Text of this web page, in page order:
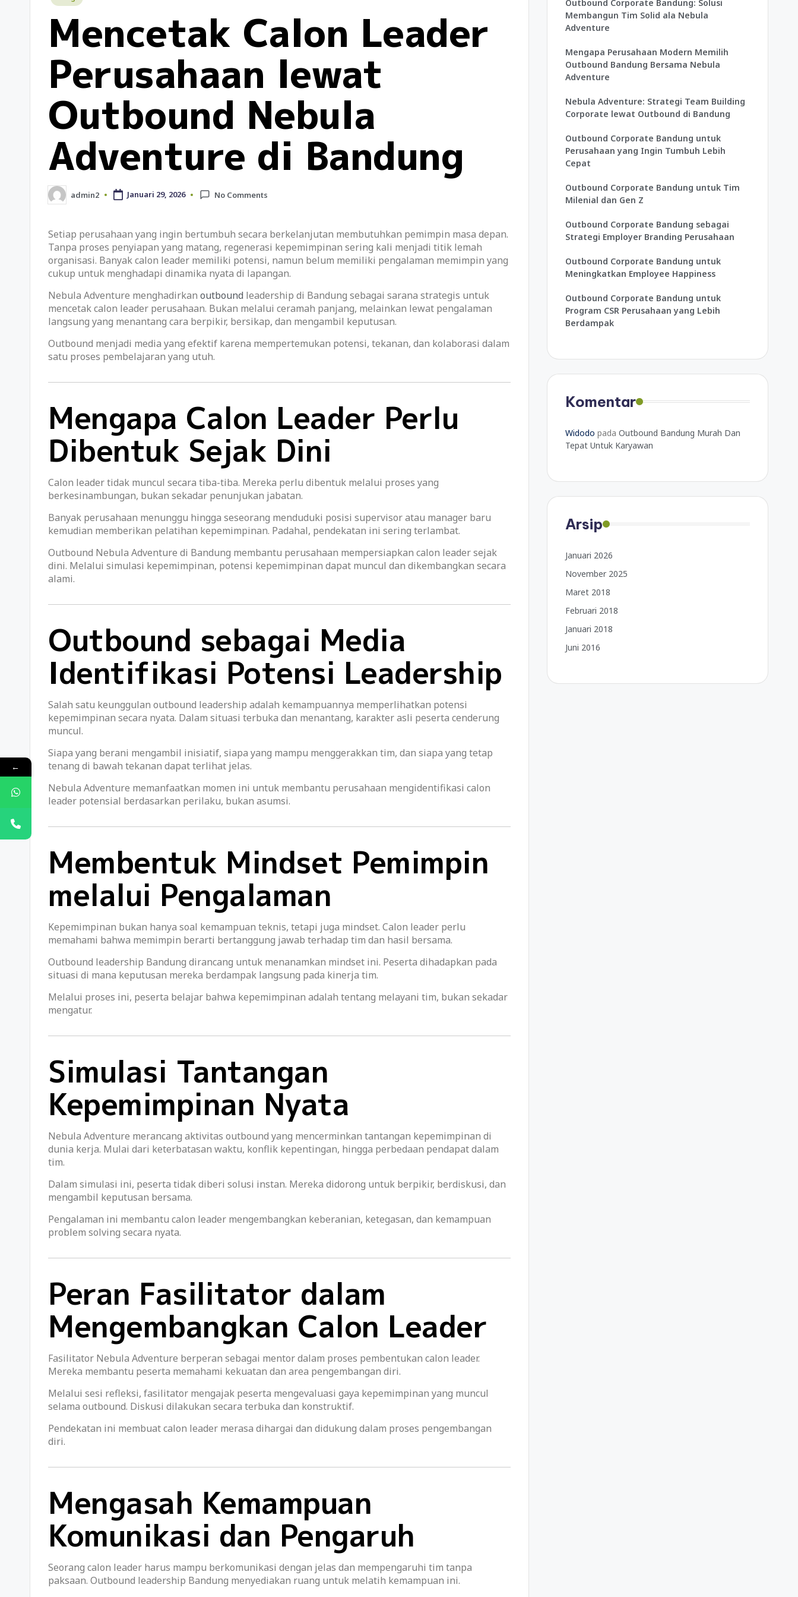
Mencetak Calon Leader
Perusahaan lewat
Outbound Nebula
Adventure di Bandung
admin2 Januari 29, 2026 No Comments
Setiap perusahaan yang ingin bertumbuh secara berkelanjutan membutuhkan pemimpin masa depan.
Tanpa proses penyiapan yang matang, regenerasi kepemimpinan sering kali menjadi titik lemah
organisasi. Banyak calon leader memiliki potensi, namun belum memiliki pengalaman memimpin yang
cukup untuk menghadapi dinamika nyata di lapangan.
Nebula Adventure menghadirkan outbound leadership di Bandung sebagai sarana strategis untuk
mencetak calon leader perusahaan. Bukan melalui ceramah panjang, melainkan lewat pengalaman
langsung yang menantang cara berpikir, bersikap, dan mengambil keputusan.
Outbound menjadi media yang efektif karena mempertemukan potensi, tekanan, dan kolaborasi dalam
satu proses pembelajaran yang utuh.
Mengapa Calon Leader Perlu
Dibentuk Sejak Dini
Calon leader tidak muncul secara tiba-tiba. Mereka perlu dibentuk melalui proses yang
berkesinambungan, bukan sekadar penunjukan jabatan.
Banyak perusahaan menunggu hingga seseorang menduduki posisi supervisor atau manager baru
kemudian memberikan pelatihan kepemimpinan. Padahal, pendekatan ini sering terlambat.
Outbound Nebula Adventure di Bandung membantu perusahaan mempersiapkan calon leader sejak
dini. Melalui simulasi kepemimpinan, potensi kepemimpinan dapat muncul dan dikembangkan secara
alami.
Outbound sebagai Media
Identifikasi Potensi Leadership
Salah satu keunggulan outbound leadership adalah kemampuannya memperlihatkan potensi
kepemimpinan secara nyata. Dalam situasi terbuka dan menantang, karakter asli peserta cenderung
muncul.
Siapa yang berani mengambil inisiatif, siapa yang mampu menggerakkan tim, dan siapa yang tetap
tenang di bawah tekanan dapat terlihat jelas.
Nebula Adventure memanfaatkan momen ini untuk membantu perusahaan mengidentifikasi calon
leader potensial berdasarkan perilaku, bukan asumsi.
Membentuk Mindset Pemimpin
melalui Pengalaman
Kepemimpinan bukan hanya soal kemampuan teknis, tetapi juga mindset. Calon leader perlu
memahami bahwa memimpin berarti bertanggung jawab terhadap tim dan hasil bersama.
Outbound leadership Bandung dirancang untuk menanamkan mindset ini. Peserta dihadapkan pada
situasi di mana keputusan mereka berdampak langsung pada kinerja tim.
Melalui proses ini, peserta belajar bahwa kepemimpinan adalah tentang melayani tim, bukan sekadar
mengatur.
Simulasi Tantangan
Kepemimpinan Nyata
Nebula Adventure merancang aktivitas outbound yang mencerminkan tantangan kepemimpinan di
dunia kerja. Mulai dari keterbatasan waktu, konflik kepentingan, hingga perbedaan pendapat dalam
tim.
Dalam simulasi ini, peserta tidak diberi solusi instan. Mereka didorong untuk berpikir, berdiskusi, dan
mengambil keputusan bersama.
Pengalaman ini membantu calon leader mengembangkan keberanian, ketegasan, dan kemampuan
problem solving secara nyata.
Peran Fasilitator dalam
Mengembangkan Calon Leader
Fasilitator Nebula Adventure berperan sebagai mentor dalam proses pembentukan calon leader.
Mereka membantu peserta memahami kekuatan dan area pengembangan diri.
Melalui sesi refleksi, fasilitator mengajak peserta mengevaluasi gaya kepemimpinan yang muncul
selama outbound. Diskusi dilakukan secara terbuka dan konstruktif.
Pendekatan ini membuat calon leader merasa dihargai dan didukung dalam proses pengembangan
diri.
Mengasah Kemampuan
Komunikasi dan Pengaruh
Seorang calon leader harus mampu berkomunikasi dengan jelas dan mempengaruhi tim tanpa
paksaan. Outbound leadership Bandung menyediakan ruang untuk melatih kemampuan ini.
Outbound Corporate Bandung: Solusi
Membangun Tim Solid ala Nebula
Adventure
Mengapa Perusahaan Modern Memilih
Outbound Bandung Bersama Nebula
Adventure
Nebula Adventure: Strategi Team Building
Corporate lewat Outbound di Bandung
Outbound Corporate Bandung untuk
Perusahaan yang Ingin Tumbuh Lebih
Cepat
Outbound Corporate Bandung untuk Tim
Milenial dan Gen Z
Outbound Corporate Bandung sebagai
Strategi Employer Branding Perusahaan
Outbound Corporate Bandung untuk
Meningkatkan Employee Happiness
Outbound Corporate Bandung untuk
Program CSR Perusahaan yang Lebih
Berdampak
Komentar
Widodo pada Outbound Bandung Murah Dan
Tepat Untuk Karyawan
Arsip
Januari 2026
November 2025
Maret 2018
Februari 2018
Januari 2018
Juni 2016
←